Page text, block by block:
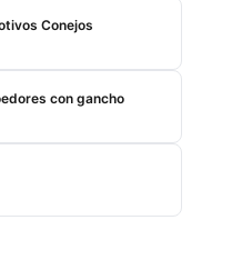
Conejos
con gancho